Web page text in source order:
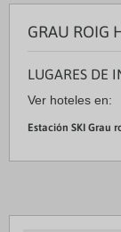
GRAU ROIG
LUGARES DE
Ver hoteles en:
Estación SKI Grau